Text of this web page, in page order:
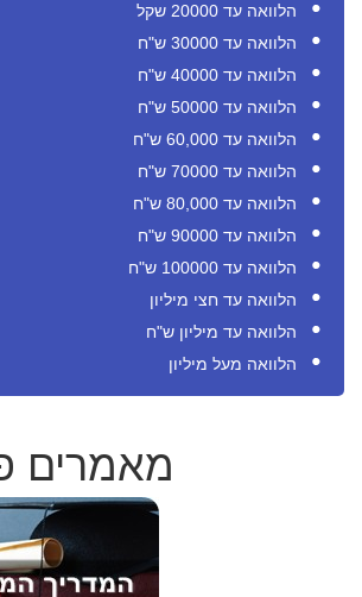
הלוואה עד 20000 שקל
הלוואה עד 30000 ש"ח
הלוואה עד 40000 ש"ח
הלוואה עד 50000 ש"ח
הלוואה עד 60,000 ש"ח
הלוואה עד 70000 ש"ח
הלוואה עד 80,000 ש"ח
הלוואה עד 90000 ש"ח
הלוואה עד 100000 ש"ח
הלוואה עד חצי מיליון
הלוואה עד מיליון ש"ח
הלוואה מעל מיליון
מאמרים